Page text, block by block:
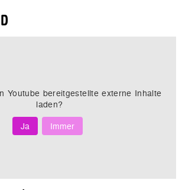
Youtube bereitgestellte externe Inhalte
laden?
Ja
Immer